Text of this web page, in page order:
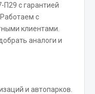
с гарантией
с
клиентами.
аналоги и
и автопарков.